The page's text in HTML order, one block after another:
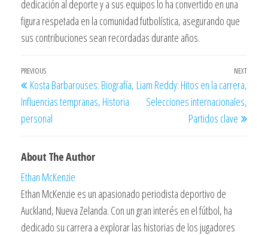
dedicación al deporte y a sus equipos lo ha convertido en una
figura respetada en la comunidad futbolística, asegurando que
sus contribuciones sean recordadas durante años.
Post
navigation
Previous
Post
PREVIOUS
Kosta Barbarouses: Biografía,
Influencias tempranas, Historia
personal
Next
NEXT
Liam Reddy: Hitos en la carrera,
Selecciones internacionales,
Partidos clave
About The Author
Ethan McKenzie
Ethan McKenzie es un apasionado periodista deportivo de
Auckland, Nueva Zelanda. Con un gran interés en el fútbol, ha
dedicado su carrera a explorar las historias de los jugadores